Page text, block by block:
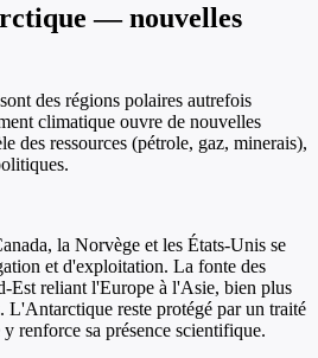
— nouvelles
des régions polaires autrefois
climatique ouvre de nouvelles
des ressources (pétrole, gaz, minerais),
la Norvège et les États-Unis se
et d'exploitation. La fonte des
Est reliant l'Europe à l'Asie, bien plus
L'Antarctique reste protégé par un traité
renforce sa présence scientifique.